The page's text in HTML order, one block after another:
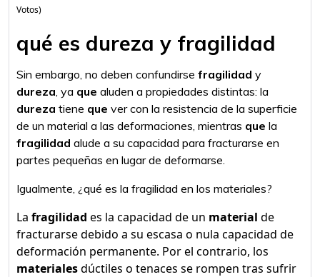
Votos)
qué es dureza y fragilidad
Sin embargo, no deben confundirse fragilidad y
dureza, ya que aluden a propiedades distintas: la
dureza tiene que ver con la resistencia de la superficie
de un material a las deformaciones, mientras que la
fragilidad alude a su capacidad para fracturarse en
partes pequeñas en lugar de deformarse.
Igualmente, ¿qué es la fragilidad en los materiales?
La fragilidad es la capacidad de un material de
fracturarse debido a su escasa o nula capacidad de
deformación permanente. Por el contrario, los
materialesdúctiles o tenaces se rompen tras sufrir